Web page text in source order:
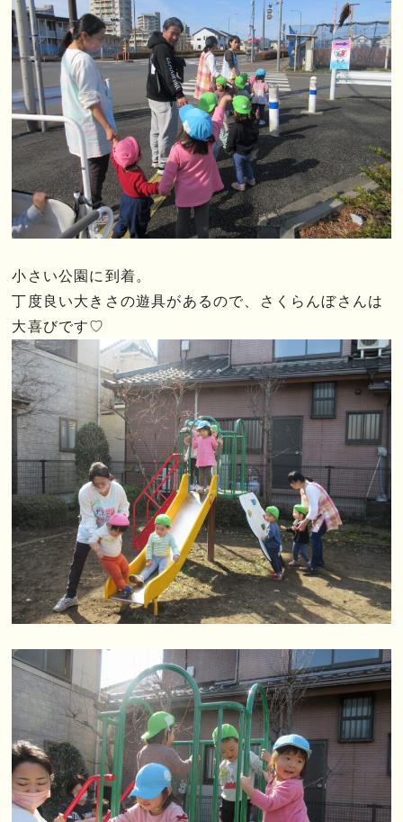
小さい公園に到着。
丁度良い大きさの遊具があるので、さくらんぼさんは
大喜びです♡